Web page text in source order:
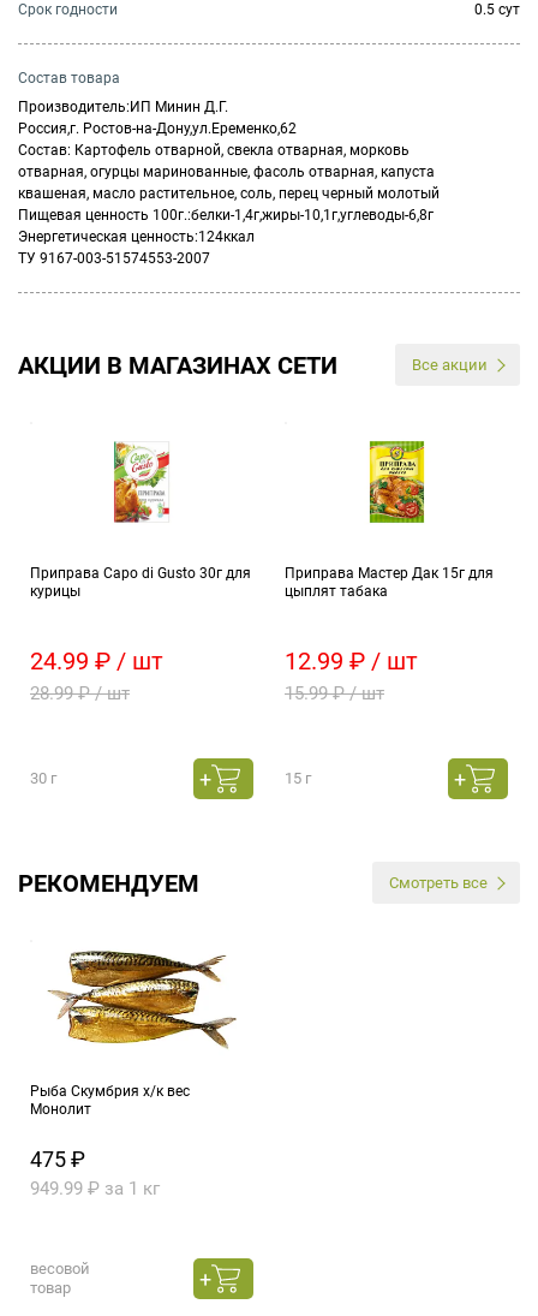
Cрок годности 0.5 сут
Состав товара
Производитель:ИП Минин Д.Г.
Россия,г. Ростов-на-Дону,ул.Еременко,62
Состав: Картофель отварной, свекла отварная, морковь
отварная, огурцы маринованные, фасоль отварная, капуста
квашеная, масло растительное, соль, перец черный молотый
Пищевая ценность 100г.:белки-1,4г,жиры-10,1г,углеводы-6,8г
Энергетическая ценность:124ккал
ТУ 9167-003-51574553-2007
АКЦИИ В МАГАЗИНАХ СЕТИ Все акции
Приправа Capo di Gusto 30г для
курицы
24.99 ₽ / шт
28.99 ₽ / шт
30 г
Приправа Мастер Дак 15г для
цыплят табака
12.99 ₽ / шт
15.99 ₽ / шт
15 г
РЕКОМЕНДУЕМ Смотреть все
Рыба Скумбрия х/к вес
Монолит
475 ₽
949.99 ₽ за 1 кг
весовой
товар